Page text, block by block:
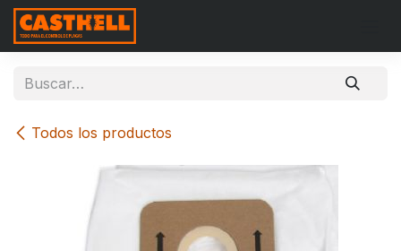
Ir al contenido
Todos los productos